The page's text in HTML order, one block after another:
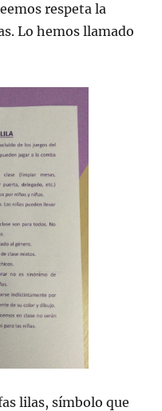
respeta la
Lo hemos llamado
lilas, símbolo que